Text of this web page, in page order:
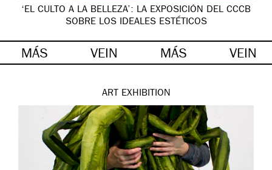
‘EL CULTO A LA BELLEZA’: LA EXPOSICIÓN DEL CCCB
SOBRE LOS IDEALES ESTÉTICOS
MÁS VEIN MÁS VEIN
ART EXHIBITION